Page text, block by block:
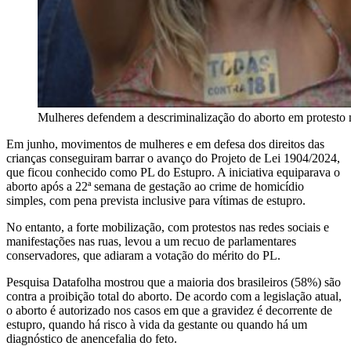
Mulheres defendem a descriminalização do aborto em
Em junho, movimentos de mulheres e em defesa dos direitos das
crianças conseguiram barrar o avanço do Projeto de Lei 1904/2024,
que ficou conhecido como PL do Estupro. A iniciativa equiparava o
aborto após a 22ª semana de gestação ao crime de homicídio
simples, com pena prevista inclusive para vítimas de estupro.
No entanto, a forte mobilização, com protestos nas redes sociais e
manifestações nas ruas, levou a um recuo de parlamentares
conservadores, que adiaram a votação do mérito do PL.
Pesquisa Datafolha mostrou que a maioria dos brasileiros (58%) são
contra a proibição total do aborto. De acordo com a legislação atual,
o aborto é autorizado nos casos em que a gravidez é decorrente de
estupro, quando há risco à vida da gestante ou quando há um
diagnóstico de anencefalia do feto.